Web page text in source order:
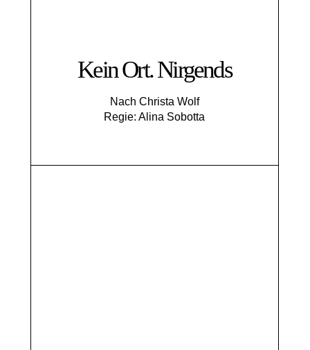
Kein Ort. Nirgends
Nach Christa Wolf
Regie: Alina Sobotta